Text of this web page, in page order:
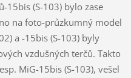
15bis (S-103) bylo zase
na foto-průzkumný model
a -15bis (S-103) byly
vzdušných terčů. Takto
MiG-15bis (S-103), vešel